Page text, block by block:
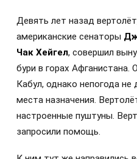
Девять лет назад
американские сенаторы
Чак Хейгел, совершил
бури в горах Афганистана.
Кабул, однако непогода
места назначения.
настроенные пуштуны.
запросили помощь.